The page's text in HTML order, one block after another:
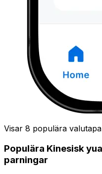
Visar 8 populära
Populära Kinesisk
parningar